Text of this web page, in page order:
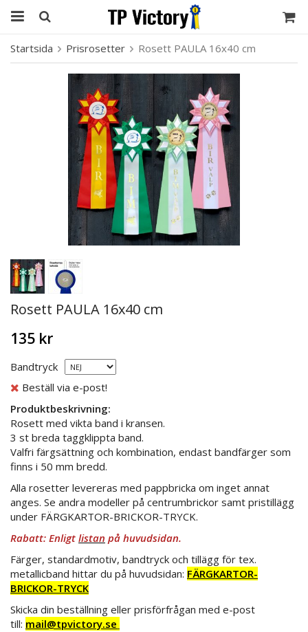
Startsida Prisrosetter Rosett PAULA 16x40 cm
Rosett PAULA 16x40 cm
135 kr
Bandtryck
Beställ via e-post!
Produktbeskrivning:
Rosett med vikta band i kransen.
3 st breda taggklippta band.
Valfri färgsättning och kombination, endast bandfärger som
finns i 50 mm bredd.
Alla rosetter levereras med pappbricka om inget annat
anges. Se andra modeller på centrumbrickor samt pristillägg
under FÄRGKARTOR-BRICKOR-TRYCK.
Rabatt: Enligt listan på huvudsidan.
Färger, standardmotiv, bandtryck och tillägg för tex.
metallicband hittar du på huvudsidan: FÄRGKARTOR-
BRICKOR-TRYCK
Skicka din beställning eller prisförfrågan med e-post
till: mail@tpvictory.se